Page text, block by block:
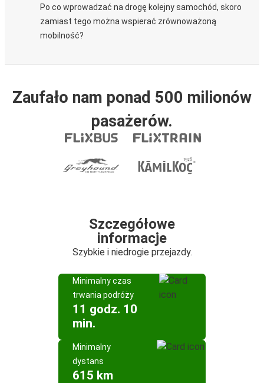
Po co wprowadzać na drogę kolejny samochód, skoro
zamiast tego można wspierać zrównoważoną
mobilność?
Zaufało nam ponad 500 milionów
pasażerów.
Szczegółowe
informacje
Szybkie i niedrogie przejazdy.
Minimalny czas
trwania podróży
11 godz. 10
min.
Minimalny
dystans
615 km